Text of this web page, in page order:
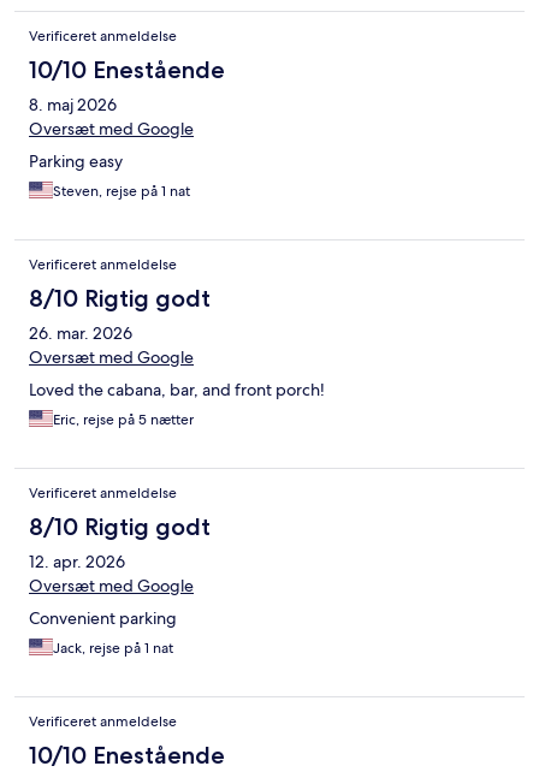
Verificeret anmeldelse
10/10 Enestående
8. maj 2026
Oversæt med Google
Parking easy
Steven, rejse på 1 nat
Verificeret anmeldelse
8/10 Rigtig godt
26. mar. 2026
Oversæt med Google
Loved the cabana, bar, and front porch!
Eric, rejse på 5 nætter
Verificeret anmeldelse
8/10 Rigtig godt
12. apr. 2026
Oversæt med Google
Convenient parking
Jack, rejse på 1 nat
Verificeret anmeldelse
10/10 Enestående